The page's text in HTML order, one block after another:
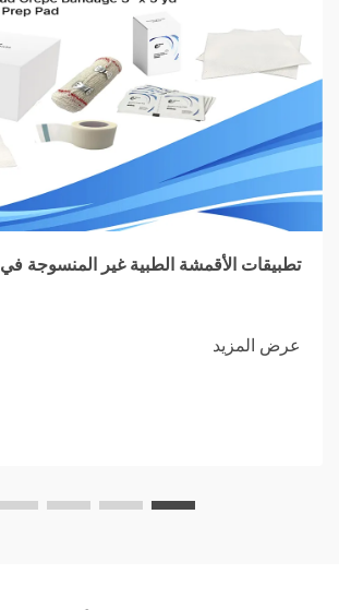
تطبيقات الأقمشة الطبية غير المنسوجة
عرض المزيد